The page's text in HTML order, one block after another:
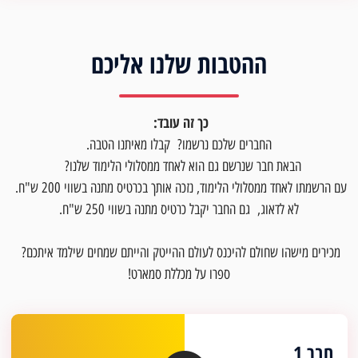
ההטבות שלנו אליכם
כך זה עובד:
החברים שלכם נרשמו? קבלו מאיתנו הטבה.
הבאת חבר שנרשם גם הוא לאחד ממסלולי הלימוד שלנו?
עם הרשמתו לאחד ממסלולי הלימוד, נזכה אותך בכרטיס מתנה בשווי 200 ש"ח.
לא לדאוג, גם החבר יקבל כרטיס מתנה בשווי 250 ש"ח.
מכירים מישהו שחולם להיכנס לעולם ההייטק והייתם שמחים שילמד איתכם?
ספרו על מכללת סמארט!